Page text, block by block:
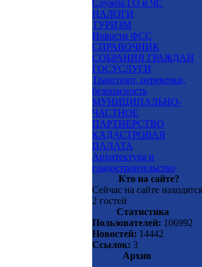
Служба ГО и ЧС
НАЛОГИ
ТУРИЗМ
Новости ФСС
СПРАВОЧНИК
СОБРАНИЯ ГРАЖДАН
ГОСУСЛУГИ
Транспорт, перевозки,
безопасность
МУНИЦИПАЛЬНО-
ЧАСТНОЕ
ПАРТНЕРСТВО
КАДАСТРОВАЯ
ПАЛАТА
Архитектура и
градостроительство
Кто на сайте?
Сейчас на сайте
2 гостей
Статистика
Пользователей: 106992
Новостей: 14442
Ссылок: 3
Архив